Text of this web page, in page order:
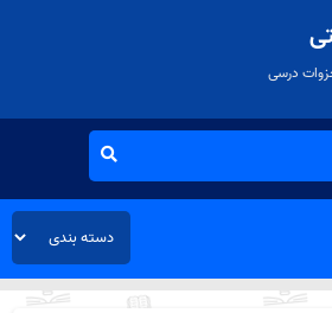
درسی